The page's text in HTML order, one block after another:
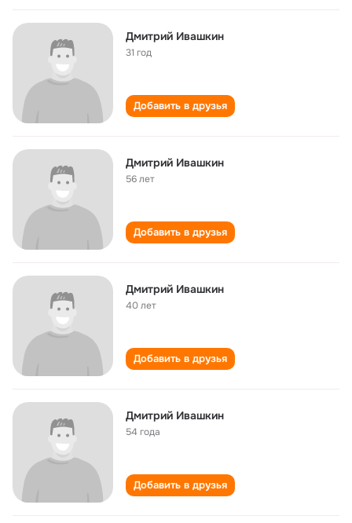
Дмитрий Ивашкин
31 год
Добавить в друзья
Дмитрий Ивашкин
56 лет
Добавить в друзья
Дмитрий Ивашкин
40 лет
Добавить в друзья
Дмитрий Ивашкин
54 года
Добавить в друзья